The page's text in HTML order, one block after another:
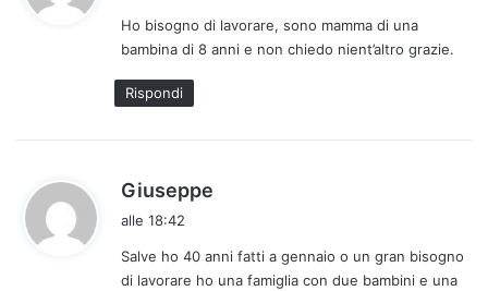
e
t
t
o
Ho bisogno di lavorare, sono mamma di una
bambina di 8 anni e non chiedo nient’altro grazie.
Rispondi
Giuseppe
e
alle 18:42
Salve ho 40 anni fatti a gennaio o un gran bisogno
di lavorare ho una famiglia con due bambini e una